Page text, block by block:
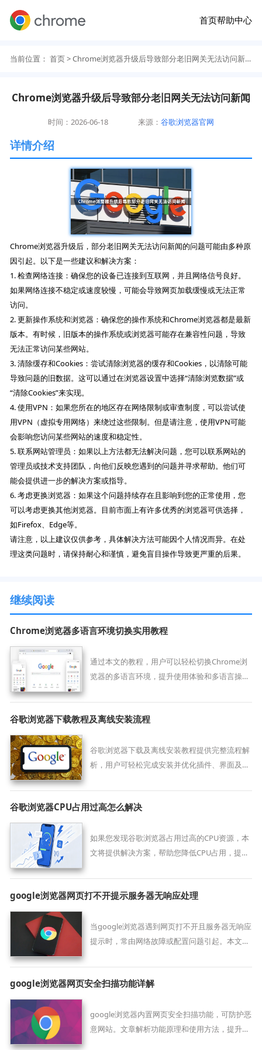
首页帮助中心
当前位置： 首页> Chrome浏览器升级后导致部分老旧网关无法访问新闻
Chrome浏览器升级后导致部分老旧网关无法访问新闻
时间：2026-06-18 来源：谷歌浏览器官网
详情介绍
Chrome浏览器升级后，部分老旧网关无法访问新闻的问题可能由多种原
因引起。以下是一些建议和解决方案：
1. 检查网络连接：确保您的设备已连接到互联网，并且网络信号良好。
如果网络连接不稳定或速度较慢，可能会导致网页加载缓慢或无法正常
访问。
2. 更新操作系统和浏览器：确保您的操作系统和Chrome浏览器都是最新
版本。有时候，旧版本的操作系统或浏览器可能存在兼容性问题，导致
无法正常访问某些网站。
3. 清除缓存和Cookies：尝试清除浏览器的缓存和Cookies，以清除可能
导致问题的旧数据。这可以通过在浏览器设置中选择“清除浏览数据”或
“清除Cookies”来实现。
4. 使用VPN：如果您所在的地区存在网络限制或审查制度，可以尝试使
用VPN（虚拟专用网络）来绕过这些限制。但是请注意，使用VPN可能
会影响您访问某些网站的速度和稳定性。
5. 联系网站管理员：如果以上方法都无法解决问题，您可以联系网站的
管理员或技术支持团队，向他们反映您遇到的问题并寻求帮助。他们可
能会提供进一步的解决方案或指导。
6. 考虑更换浏览器：如果这个问题持续存在且影响到您的正常使用，您
可以考虑更换其他浏览器。目前市面上有许多优秀的浏览器可供选择，
如Firefox、Edge等。
请注意，以上建议仅供参考，具体解决方法可能因个人情况而异。在处
理这类问题时，请保持耐心和谨慎，避免盲目操作导致更严重的后果。
继续阅读
Chrome浏览器多语言环境切换实用教程
通过本文的教程，用户可以轻松切换Chrome浏
览器的多语言环境，提升使用体验和多语言操作
谷歌浏览器下载教程及离线安装流程
谷歌浏览器下载及离线安装教程提供完整流程解
析，用户可轻松完成安装并优化插件、界面及性
谷歌浏览器CPU占用过高怎么解决
如果您发现谷歌浏览器占用过高的CPU资源，本
文将提供解决方案，帮助您降低CPU占用，提升
google浏览器网页打不开提示服务器无响应处理
当google浏览器遇到网页打不开且服务器无响应
提示时，常由网络故障或配置问题引起。本文提
并恢复网页正常访问。
google浏览器网页安全扫描功能详解
google浏览器内置网页安全扫描功能，可防护恶
意网站。文章解析功能原理和使用方法，提升访